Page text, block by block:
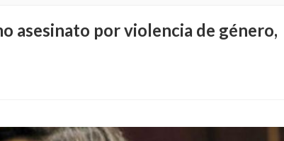
asesinato por violencia de género,